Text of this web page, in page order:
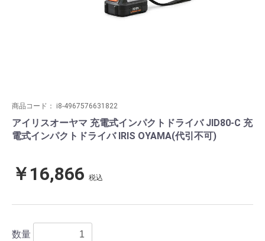
商品コード： i8-4967576631822
アイリスオーヤマ 充電式インパクトドライバ JID80-C 充
電式インパクトドライバ IRIS OYAMA(代引不可)
￥16,866 税込
数量